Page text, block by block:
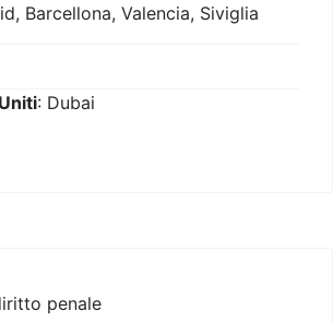
Barcellona, Valencia, Siviglia
: Dubai
penale